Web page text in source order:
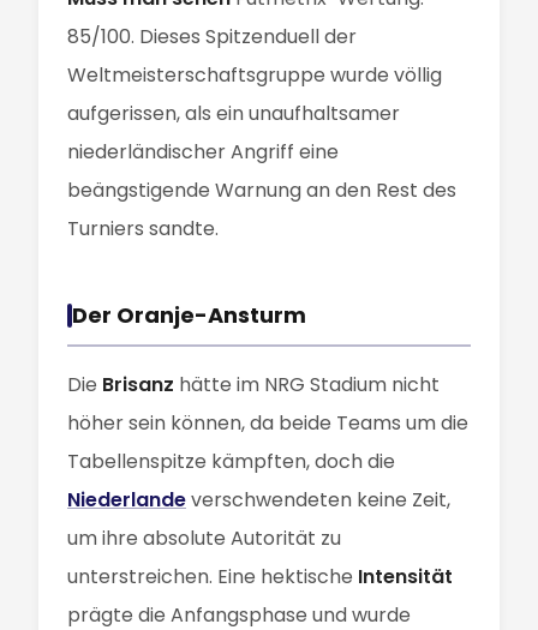
85/100. Dieses Spitzenduell der
Weltmeisterschaftsgruppe wurde völlig
aufgerissen, als ein unaufhaltsamer
niederländischer Angriff eine
beängstigende Warnung an den Rest des
Turniers sandte.
Der Oranje-Ansturm
Die Brisanz hätte im NRG Stadium nicht
höher sein können, da beide Teams um die
Tabellenspitze kämpften, doch die
Niederlandeverschwendeten keine Zeit,
um ihre absolute Autorität zu
unterstreichen. Eine hektische Intensität
prägte die Anfangsphase und wurde